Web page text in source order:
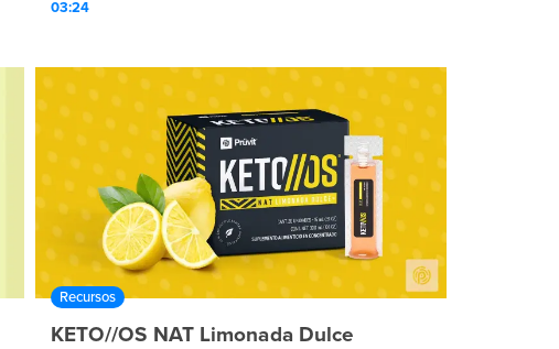
03:24
Recursos
KETO//OS NAT Limonada Dulce